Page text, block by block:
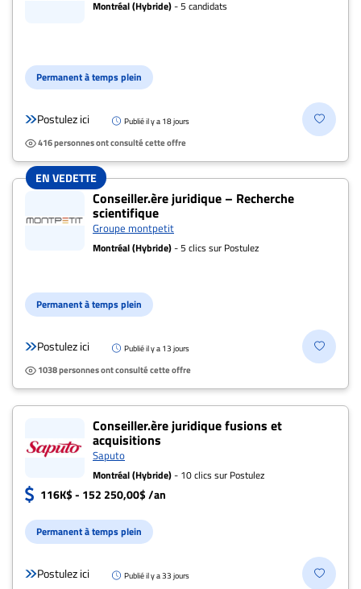
Montréal (Hybride)- 5 candidats
Permanent à temps plein
Postulez ici Publié il y a 18 jours
416 personnes ont consulté cette offre
EN VEDETTE
Conseiller.ère juridique – Recherche
scientifique
Groupe montpetit
Montréal (Hybride)- 5 clics sur Postulez
Permanent à temps plein
Postulez ici Publié il y a 13 jours
1038 personnes ont consulté cette offre
Conseiller.ère juridique fusions et
acquisitions
Saputo
Montréal (Hybride)- 10 clics sur Postulez
116K$ - 152 250,00$ /an
Permanent à temps plein
Postulez ici Publié il y a 33 jours